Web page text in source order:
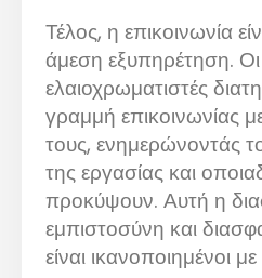
Τέλος, η επικοινωνία
άμεση εξυπηρέτηση. Οι
ελαιοχρωματιστές
γραμμή επικοινωνίας
τους, ενημερώνοντάς
της εργασίας και
προκύψουν. Αυτή η
εμπιστοσύνη και
είναι ικανοποιημένοι